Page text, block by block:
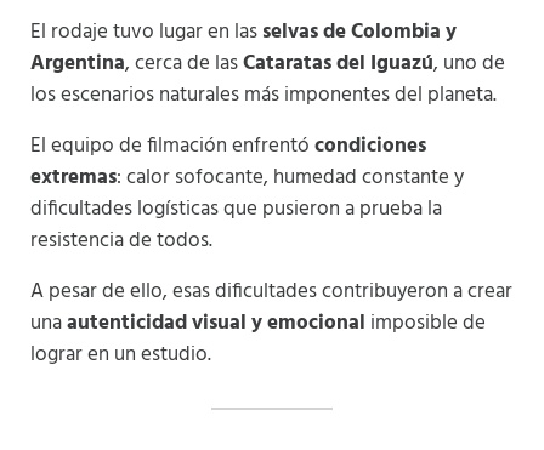
El rodaje tuvo lugar en lasselvas de Colombia y
Argentina, cerca de lasCataratas del Iguazú, uno de
los escenarios naturales más imponentes del planeta.
El equipo de filmación enfrentócondiciones
extremas: calor sofocante, humedad constante y
dificultades logísticas que pusieron a prueba la
resistencia de todos.
A pesar de ello, esas dificultades contribuyeron a crear
unaautenticidad visual y emocional imposible de
lograr en un estudio.